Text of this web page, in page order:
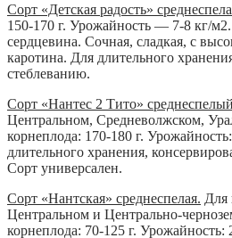
Сорт «Детская радость»
150-170 г. Урожайность — 7-8 кг/
сердцевина. Сочная, сладкая, с
каротина. Для длительного
стеблеванию.
Сорт «Нантес 2 Тито»
Центральном, Средневолжском,
корнеплода: 170-180 г.
длительного хранения,
Сорт универсален.
Сорт «Нантская» среднеспелая. Для
Центральном и Центрально-
корнеплода: 70-125 г. Урожайность: